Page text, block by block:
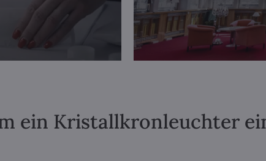
ein Kristallkronleuchter